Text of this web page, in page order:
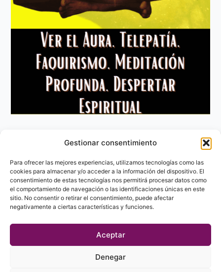
Gestionar consentimiento
Para ofrecer las mejores experiencias, utilizamos tecnologías como las
cookies para almacenar y/o acceder a la información del dispositivo. El
consentimiento de estas tecnologías nos permitirá procesar datos como
el comportamiento de navegación o las identificaciones únicas en este
sitio. No consentir o retirar el consentimiento, puede afectar
negativamente a ciertas características y funciones.
Aceptar
Denegar
Aviso Legal
Política de privacidad
Política de Cookies
Contacto